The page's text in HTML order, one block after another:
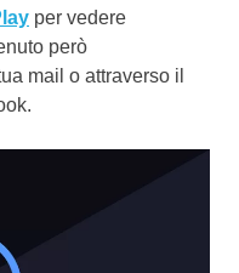
per vedere
però
mail o attraverso il